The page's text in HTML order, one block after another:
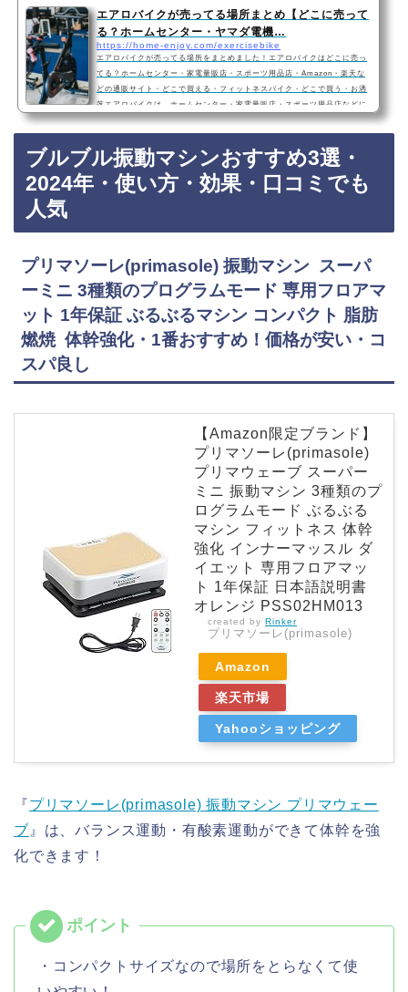
る！・柔軟性の向上など、身体の本来のパフォ…
エアロバイクが売ってる場所まとめ【どこに売って
る？ホームセンター・ヤマダ電機…
https://home-enjoy.com/exercisebike
エアロバイクが売ってる場所をまとめました！エアロバイクはどこに売っ
てる？ホームセンター・家電量販店・スポーツ用品店・Amazon・楽天な
どの通販サイト・どこで買える・フィットネスバイク・どこで買う・お洒
落エアロバイクは、ホームセンター・家電量販店・スポーツ用品店などに
売っています！Amazonや楽天のインターネット通販サイトでも買うこと
ができますね！おすすめエアロバイク・フィットネスバイク3選ALINCO
(アルインコ) エアロマグネティック フィットネスバイク AF6200 見やす
い大型液晶メーター 心拍・体力測定付き 8段…
ブルブル振動マシンおすすめ3選・
2024年・使い方・効果・口コミでも
人気
プリマソーレ(primasole) 振動マシン スーパ
ーミニ 3種類のプログラムモード 専用フロアマ
ット 1年保証 ぶるぶるマシン コンパクト 脂肪
燃焼 体幹強化・1番おすすめ！価格が安い・コ
スパ良し
【Amazon限定ブランド】
プリマソーレ(primasole)
プリマウェーブ スーパー
ミニ 振動マシン 3種類のプ
ログラムモード ぶるぶる
マシン フィットネス 体幹
強化 インナーマッスル ダ
イエット 専用フロアマッ
ト 1年保証 日本語説明書
オレンジ PSS02HM013
created by Rinker
プリマソーレ(primasole)
Amazon
楽天市場
Yahooショッピング
『プリマソーレ(primasole) 振動マシン プリマウェー
ブ 』は、バランス運動・有酸素運動ができて体幹を強
化できます！
・コンパクトサイズなので場所をとらなくて使